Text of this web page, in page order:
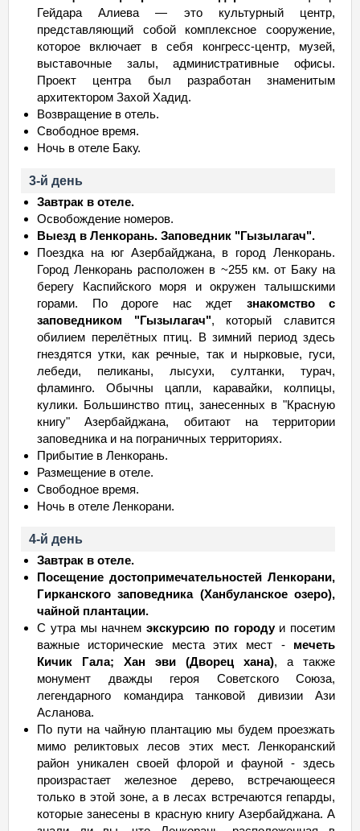
Гейдара Алиева — это культурный центр,
представляющий собой комплексное сооружение,
которое включает в себя конгресс-центр, музей,
выставочные залы, административные офисы.
Проект центра был разработан знаменитым
архитектором Захой Хадид.
Возвращение в отель.
Свободное время.
Ночь в отеле Баку.
3-й день
Завтрак в отеле.
Освобождение номеров.
Выезд в Ленкорань. Заповедник "Гызылагач".
Поездка на юг Азербайджана, в город Ленкорань.
Город Ленкорань расположен в ~255 км. от Баку на
берегу Каспийского моря и окружен талышскими
горами. По дороге нас ждет знакомство с
заповедником "Гызылагач", который славится
обилием перелётных птиц. В зимний период здесь
гнездятся утки, как речные, так и нырковые, гуси,
лебеди, пеликаны, лысухи, султанки, турач,
фламинго. Обычны цапли, каравайки, колпицы,
кулики. Большинство птиц, занесенных в "Красную
книгу" Азербайджана, обитают на территории
заповедника и на пограничных территориях.
Прибытие в Ленкорань.
Размещение в отеле.
Свободное время.
Ночь в отеле Ленкорани.
4-й день
Завтрак в отеле.
Посещение достопримечательностей Ленкорани,
Гирканского заповедника (Xaнбуланское озеро),
чайной плантации.
С утра мы начнем экскурсию по городуи посетим
важные исторические места этих мест - мечеть
Кичик Гала; Хан эви (Дворец хана), а также
монумент дважды героя Советского Союза,
легендарного командира танковой дивизии Ази
Асланова.
По пути на чайную плантацию мы будем проезжать
мимо реликтовых лесов этих мест. Ленкоранский
район уникален своей флорой и фауной - здесь
произрастает железное дерево, встречающееся
только в этой зоне, а в лесах встречаются гепарды,
которые занесены в красную книгу Азербайджана. А